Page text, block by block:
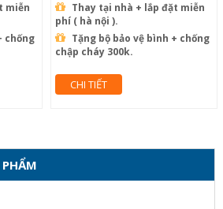
miễn
chống
Thay tại nhà + lắp đặt miễn
phí ( hà nội ).
Tặng bộ bảo vệ bình + chống
chập cháy 300k.
CHI TIẾT